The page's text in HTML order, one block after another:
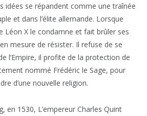
idées se répandent comme une traînée
et dans l’élite allemande. Lorsque
Léon X le condamne et fait brûler ses
mesure de résister. Il refuse de se
l’Empire, il profite de la protection de
nommé Frédéric le Sage, pour
d’une nouvelle religion.
en 1530, L’empereur Charles Quint